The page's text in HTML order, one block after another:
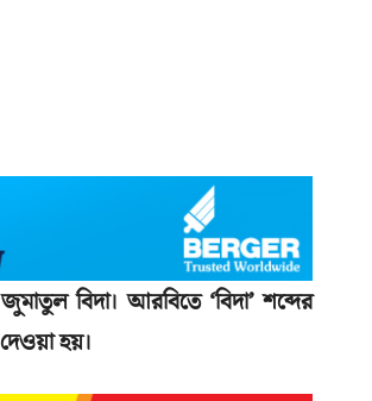
বিদা। আরবিতে ‘বিদা’ শব্দের
হয়।